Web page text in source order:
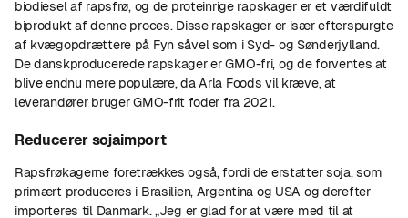
biodiesel af rapsfrø, og de proteinrige rapskager er et værdifuldt
biprodukt af denne proces. Disse rapskager er især efterspurgte
af kvægopdrættere på Fyn såvel som i Syd- og Sønderjylland.
De danskproducerede rapskager er GMO-fri, og de forventes at
blive endnu mere populære, da Arla Foods vil kræve, at
leverandører bruger GMO-frit foder fra 2021.
Reducerer sojaimport
Rapsfrøkagerne foretrækkes også, fordi de erstatter soja, som
primært produceres i Brasilien, Argentina og USA og derefter
importeres til Danmark. „Jeg er glad for at være med til at